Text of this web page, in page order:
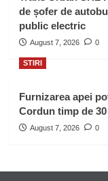
de șofer de
public electric
August 7, 2026 0
STIRI
Furnizarea apei
Cordun timp de
August 7, 2026 0